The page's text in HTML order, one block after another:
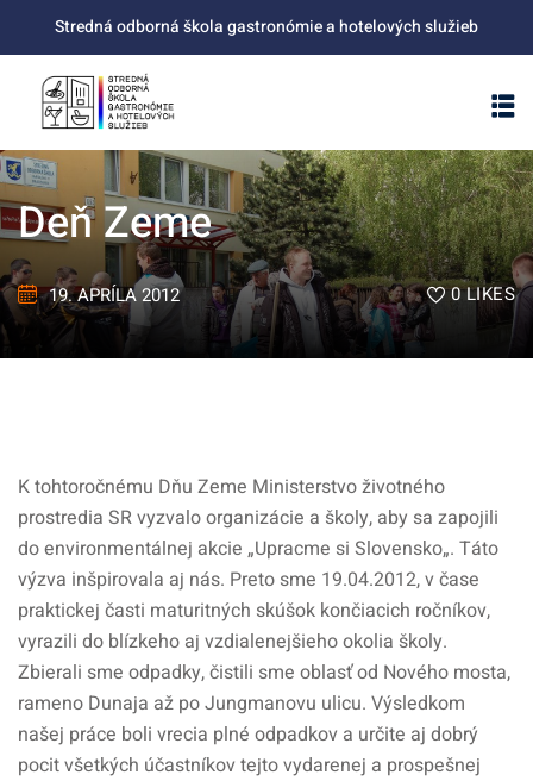
content
Stredná odborná škola gastronómie a hotelových služieb
Deň Zeme
19. APRÍLA 2012 0LIKES
K tohtoročnému Dňu Zeme Ministerstvo životného
prostredia SR vyzvalo organizácie a školy, aby sa zapojili
do environmentálnej akcie „Upracme si Slovensko„. Táto
výzva inšpirovala aj nás. Preto sme 19.04.2012, v čase
praktickej časti maturitných skúšok končiacich ročníkov,
vyrazili do blízkeho aj vzdialenejšieho okolia školy.
Zbierali sme odpadky, čistili sme oblasť od Nového mosta,
rameno Dunaja až po Jungmanovu ulicu. Výsledkom
našej práce boli vrecia plné odpadkov a určite aj dobrý
pocit všetkých účastníkov tejto vydarenej a prospešnej